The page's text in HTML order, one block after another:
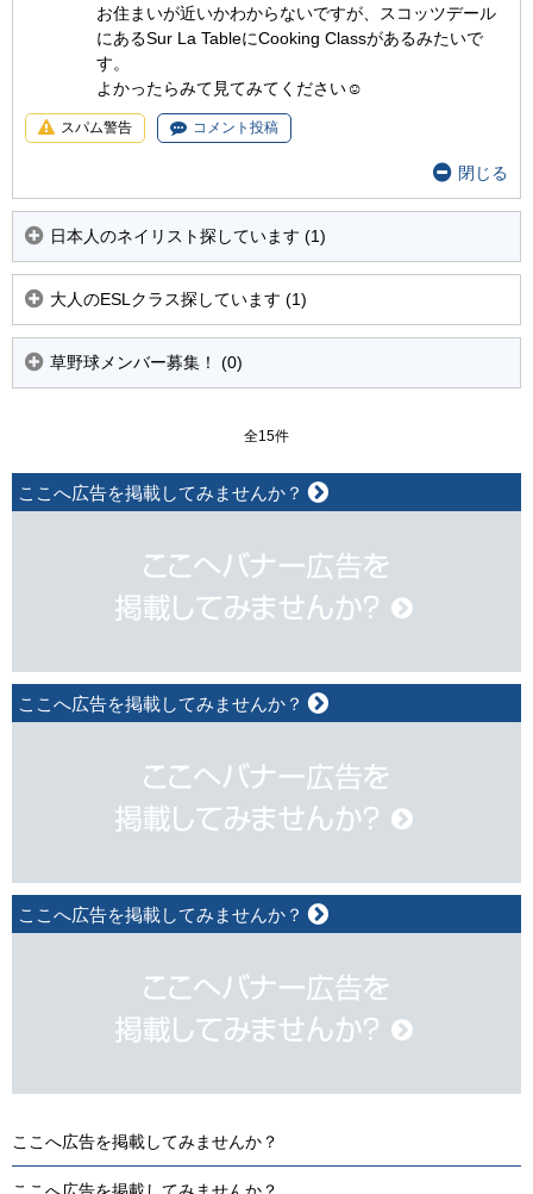
お住まいが近いかわからないですが、スコッツデール
にあるSur La TableにCooking Classがあるみたいで
す。
よかったらみて見てみてください☺️
スパム警告 コメント投稿
閉じる
日本人のネイリスト探しています (1)
大人のESLクラス探しています (1)
草野球メンバー募集！ (0)
全15件
ここへ広告を掲載してみませんか？
ここへ広告を掲載してみませんか？
ここへ広告を掲載してみませんか？
ここへ広告を掲載してみませんか？